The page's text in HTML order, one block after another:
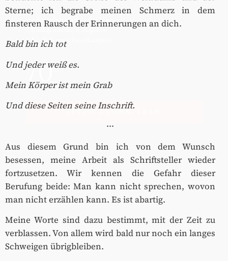
Sterne; ich begrabe meinen Schmerz in dem
finsteren Rausch der Erinnerungen an dich.
Bald bin ich tot
Und jeder weiß es.
Mein Körper ist mein Grab
Und diese Seiten seine Inschrift.
···
Aus diesem Grund bin ich von dem Wunsch
besessen, meine Arbeit als Schriftsteller wieder
fortzusetzen. Wir kennen die Gefahr dieser
Berufung beide: Man kann nicht sprechen, wovon
man nicht erzählen kann. Es ist abartig.
Meine Worte sind dazu bestimmt, mit der Zeit zu
verblassen. Von allem wird bald nur noch ein langes
Schweigen übrigbleiben.
✓ 4 Ausgaben jährlich, frei Haus
✓
Buchgeschenke & Zugaben
✓ Bis 25 % unter Einzelkaufpreis
70€